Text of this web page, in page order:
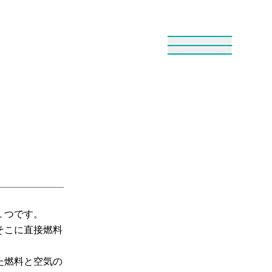
です。
こに直接燃料
燃料と空気の